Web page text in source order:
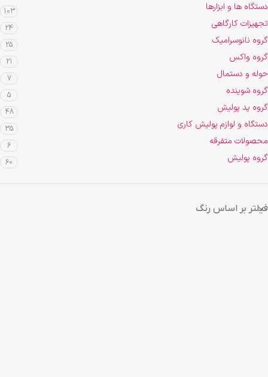
دستگاه ها و ابزارها 103
تجهیزات کارگاهی 24
گروه نانوسرامیک 25
گروه واکس 21
حوله و دستمال 7
گروه شوینده 5
گروه پد پولیش 48
دستگاه و لوازم پولیش کاری 35
محصولات متفرقه 6
گروه پولیش 60
فیلتر بر اساس رنگ